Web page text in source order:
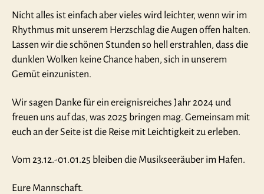
Nicht alles ist einfach aber vieles wird leichter, wenn wir im
Rhythmus mit unserem Herzschlag die Augen offen halten.
Lassen wir die schönen Stunden so hell erstrahlen, dass die
dunklen Wolken keine Chance haben, sich in unserem
Gemüt einzunisten.
Wir sagen Danke für ein ereignisreiches Jahr 2024 und
freuen uns auf das, was 2025 bringen mag. Gemeinsam mit
euch an der Seite ist die Reise mit Leichtigkeit zu erleben.
Vom 23.12.-01.01.25 bleiben die Musikseeräuber im Hafen.
Eure Mannschaft.